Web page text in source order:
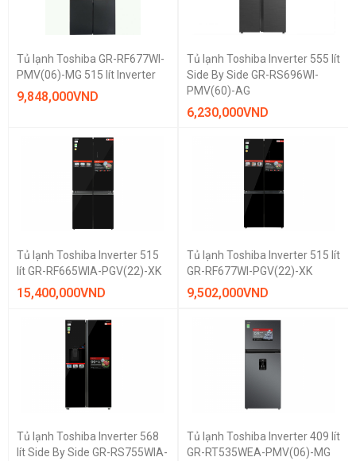
Tủ lạnh Toshiba GR-RF677WI-
PMV(06)-MG 515 lít Inverter
9,848,000VND
Tủ lạnh Toshiba Inverter 555 lít
Side By Side GR-RS696WI-
PMV(60)-AG
6,230,000VND
Tủ lạnh Toshiba Inverter 515
lít GR-RF665WIA-PGV(22)-XK
15,400,000VND
Tủ lạnh Toshiba Inverter 515 lít
GR-RF677WI-PGV(22)-XK
9,502,000VND
Tủ lạnh Toshiba Inverter 568
lít Side By Side GR-RS755WIA-
Tủ lạnh Toshiba Inverter 409 lít
GR-RT535WEA-PMV(06)-MG